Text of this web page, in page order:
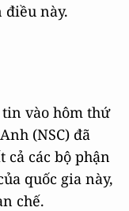
điều này.
vào hôm thứ
(NSC) đã
các bộ phận
quốc gia này,
chế.